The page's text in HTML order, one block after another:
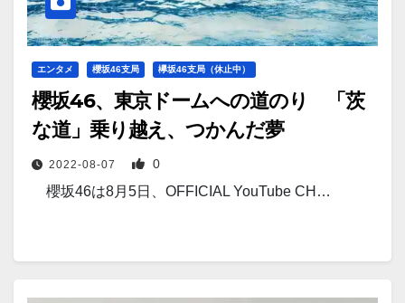
エンタメ 櫻坂46支局 欅坂46支局（休止中）
櫻坂46、東京ドームへの道のり 「茨
な道」乗り越え、つかんだ夢
2022-08-07 0
櫻坂46は8月5日、OFFICIAL YouTube CH…